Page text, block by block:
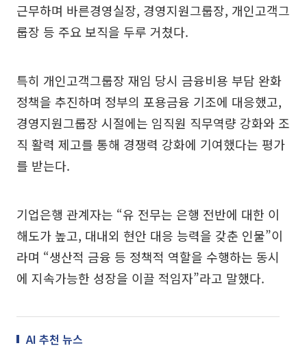
근무하며 바른경영실장, 경영지원그룹장, 개인고객그
룹장 등 주요 보직을 두루 거쳤다.
특히 개인고객그룹장 재임 당시 금융비용 부담 완화
정책을 추진하며 정부의 포용금융 기조에 대응했고,
경영지원그룹장 시절에는 임직원 직무역량 강화와 조
직 활력 제고를 통해 경쟁력 강화에 기여했다는 평가
를 받는다.
기업은행 관계자는 “유 전무는 은행 전반에 대한 이
해도가 높고, 대내외 현안 대응 능력을 갖춘 인물”이
라며 “생산적 금융 등 정책적 역할을 수행하는 동시
에 지속가능한 성장을 이끌 적임자”라고 말했다.
AI 추천 뉴스